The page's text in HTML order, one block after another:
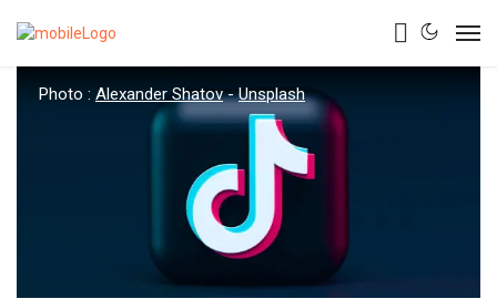
Photo : Alexander Shatov-Unsplash